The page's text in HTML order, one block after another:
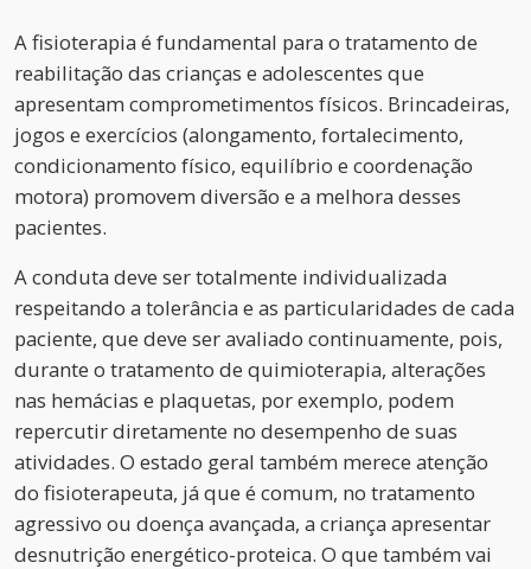
A fisioterapia é fundamental para o tratamento de
reabilitação das crianças e adolescentes que
apresentam comprometimentos físicos. Brincadeiras,
jogos e exercícios (alongamento, fortalecimento,
condicionamento físico, equilíbrio e coordenação
motora) promovem diversão e a melhora desses
pacientes.
A conduta deve ser totalmente individualizada
respeitando a tolerância e as particularidades de cada
paciente, que deve ser avaliado continuamente, pois,
durante o tratamento de quimioterapia, alterações
nas hemácias e plaquetas, por exemplo, podem
repercutir diretamente no desempenho de suas
atividades. O estado geral também merece atenção
do fisioterapeuta, já que é comum, no tratamento
agressivo ou doença avançada, a criança apresentar
desnutrição energético-proteica. O que também vai